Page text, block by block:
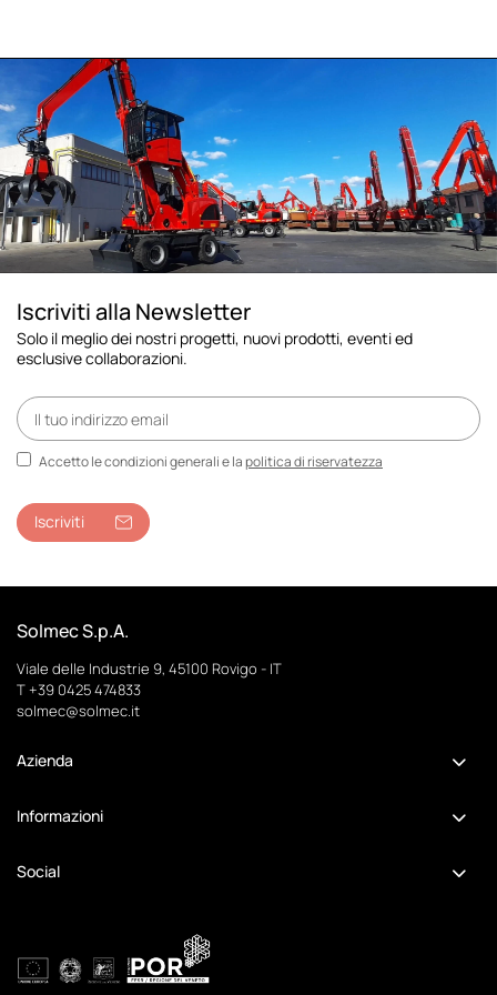
Iscriviti alla Newsletter
Solo il meglio dei nostri progetti, nuovi prodotti, eventi ed
esclusive collaborazioni.
Accetto le condizioni generali e lapolitica di riservatezza
Iscriviti
Solmec S.p.A.
Viale delle Industrie 9, 45100 Rovigo - IT
T+39 0425 474833
solmec@solmec.it
Azienda
Informazioni
Social